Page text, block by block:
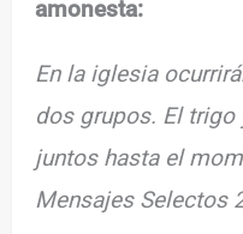
amonesta:
En la iglesia
dos grupos. El trigo
juntos hasta el
Mensajes Selectos